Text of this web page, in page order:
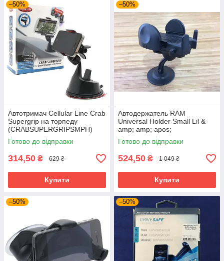
–50%
Автотримач Cellular Line Crab
Supergrip на торпеду
(CRABSUPERGRIPSMPH)
EAN/UPC: 8018080146954
Готово до відправки
314,50 ₴ 629 ₴
Купити
–50%
Автодержатель RAM
Universal Holder Small Lil &
amp; amp; apos;
Готово до відправки
524,50 ₴ 1 049 ₴
Купити
–50% –50%